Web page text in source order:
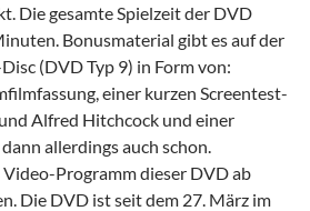
Die gesamte Spielzeit der DVD
Bonusmaterial gibt es auf der
(DVD Typ 9) in Form von:
einer kurzen Screentest-
Alfred Hitchcock und einer
allerdings auch schon.
Programm dieser DVD ab
Die DVD ist seit dem 27. März im